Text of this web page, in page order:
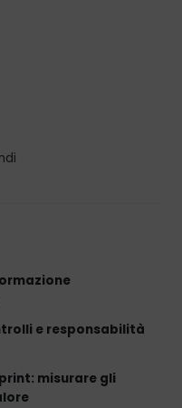
e responsabilità
misurare gli